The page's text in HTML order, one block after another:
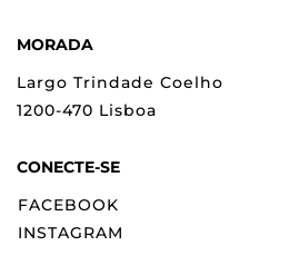
MORADA
Largo Trindade Coelho
1200-470 Lisboa
CONECTE-SE
FACEBOOK
INSTAGRAM